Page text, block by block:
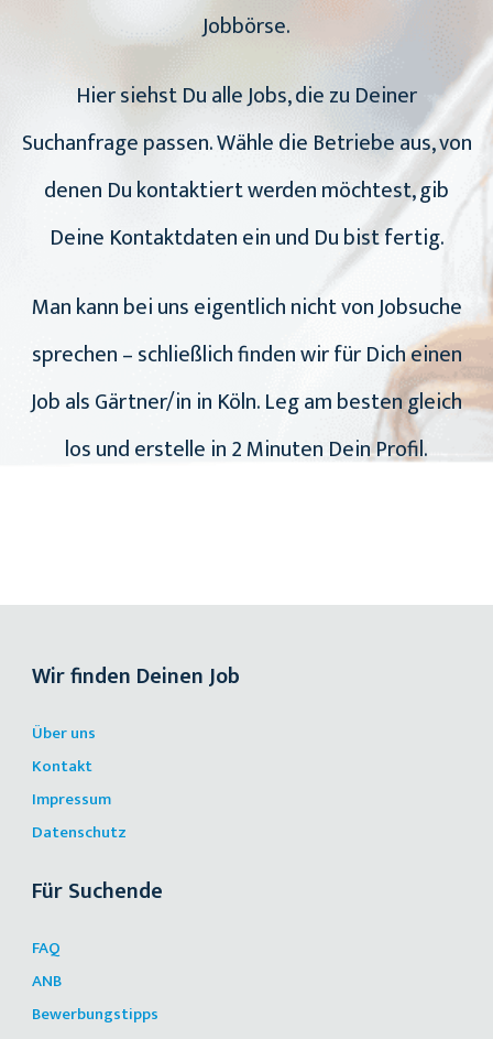
Jobbörse.
Hier siehst Du alle Jobs, die zu Deiner
Suchanfrage passen. Wähle die Betriebe aus, von
denen Du kontaktiert werden möchtest, gib
Deine Kontaktdaten ein und Du bist fertig.
Man kann bei uns eigentlich nicht von Jobsuche
sprechen – schließlich finden wir für Dich einen
Job als Gärtner/in in Köln. Leg am besten gleich
los und erstelle in 2 Minuten Dein Profil.
Wir finden Deinen Job
Über uns
Kontakt
Impressum
Datenschutz
Für Suchende
FAQ
ANB
Bewerbungstipps